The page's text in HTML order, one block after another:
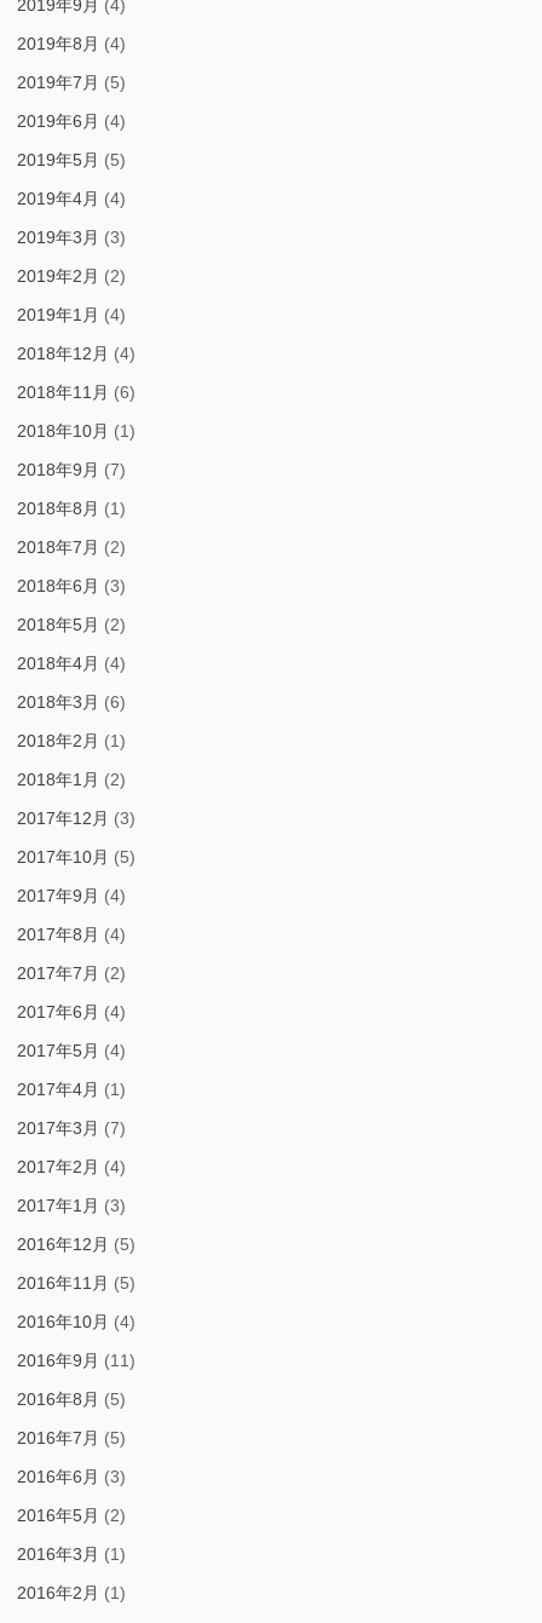
2019年9月 (4)
2019年8月 (4)
2019年7月 (5)
2019年6月 (4)
2019年5月 (5)
2019年4月 (4)
2019年3月 (3)
2019年2月 (2)
2019年1月 (4)
2018年12月 (4)
2018年11月 (6)
2018年10月 (1)
2018年9月 (7)
2018年8月 (1)
2018年7月 (2)
2018年6月 (3)
2018年5月 (2)
2018年4月 (4)
2018年3月 (6)
2018年2月 (1)
2018年1月 (2)
2017年12月 (3)
2017年10月 (5)
2017年9月 (4)
2017年8月 (4)
2017年7月 (2)
2017年6月 (4)
2017年5月 (4)
2017年4月 (1)
2017年3月 (7)
2017年2月 (4)
2017年1月 (3)
2016年12月 (5)
2016年11月 (5)
2016年10月 (4)
2016年9月 (11)
2016年8月 (5)
2016年7月 (5)
2016年6月 (3)
2016年5月 (2)
2016年3月 (1)
2016年2月 (1)